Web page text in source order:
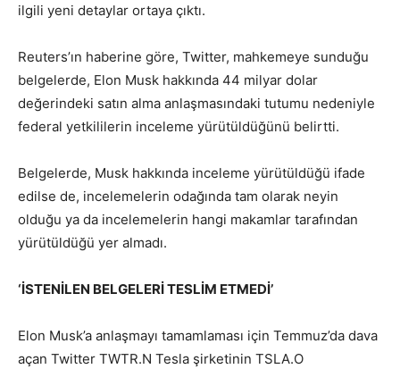
ilgili yeni detaylar ortaya çıktı.
Reuters’ın haberine göre, Twitter, mahkemeye sunduğu
belgelerde, Elon Musk hakkında 44 milyar dolar
değerindeki satın alma anlaşmasındaki tutumu nedeniyle
federal yetkililerin inceleme yürütüldüğünü belirtti.
Belgelerde, Musk hakkında inceleme yürütüldüğü ifade
edilse de, incelemelerin odağında tam olarak neyin
olduğu ya da incelemelerin hangi makamlar tarafından
yürütüldüğü yer almadı.
‘İSTENİLEN BELGELERİ TESLİM ETMEDİ’
Elon Musk’a anlaşmayı tamamlaması için Temmuz’da dava
açan Twitter TWTR.N Tesla şirketinin TSLA.O